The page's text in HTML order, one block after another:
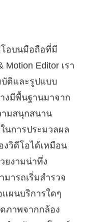
อบนมือถือที่มี
Motion Editor เรา
ติและรูปแบบ
งมีพื้นฐานมาจาก
ามสนุกสนาน
นการประมวลผล
งวิดีโอได้เหมือน
ยงามน่าทึ่ง
ารถเริ่มสำรวจ
ผนบริการใดๆ
ภาพจากกล้อง